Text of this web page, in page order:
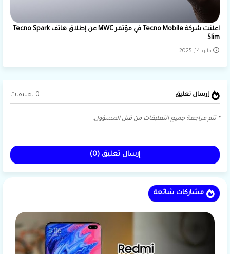
اعلنت شركة Tecno Mobile في مؤتمر MWC عن إطلاق هاتف Tecno Spark
Slim
مايو 14, 2025
إرسال تعليق 0 تعليقات
* تتم مراجعة جميع التعليقات من قبل المسؤول.
إرسال تعليق (0)
مشاركات شائعة